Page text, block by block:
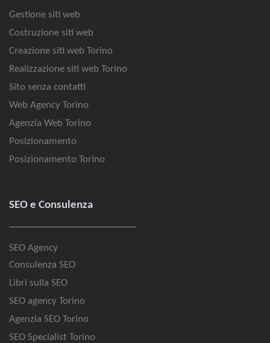
Gestione siti web
Costruzione siti web
Creazione siti web Torino
Realizzazione siti web Torino
Sito senza contatti
Web Agency Torino
Agenzia Web Torino
Posizionamento
Posizionamento Torino
SEO e Consulenza
SEO Agency
Consulenza SEO
Libri sulla SEO
SEO agency Torino
Agenzia SEO Torino
SEO Specialist Torino